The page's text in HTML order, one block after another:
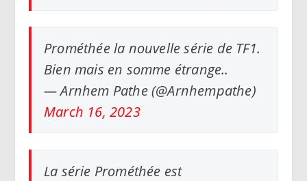
Prométhée la nouvelle série de TF1.
Bien mais en somme étrange..
— Arnhem Pathe (@Arnhempathe)
March 16, 2023
La série Prométhée est